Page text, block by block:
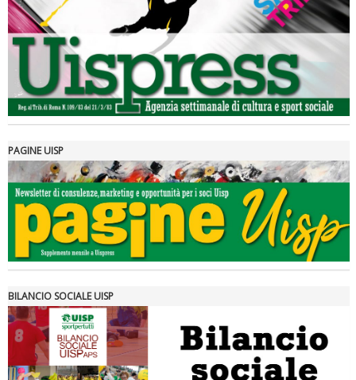
rivoluzioni"
Tiziano Pesce a Radio InBlu2000 traccia il bilancio della stagione
PAGINE UISP
BILANCIO SOCIALE UISP